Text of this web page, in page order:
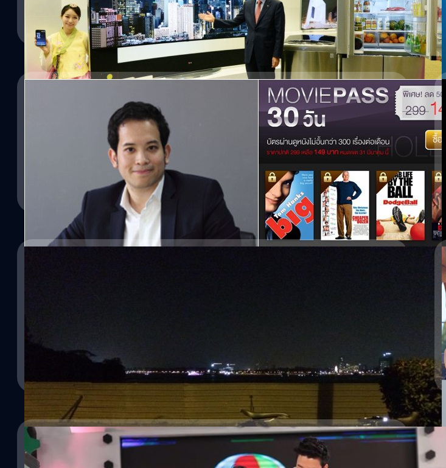
08/04/2014
เมื่อ LG เอาจริง!!
1-2-3 เมษายนที่ผ่านมาผมได้รับเชิญจากบริษัท LG Electronics สำนักงานใหญ่ให้ไปร่วมงานที่พวกเขาตั้งใจ
จัดมาก ๆ ในกรุงโซล เกาหลีใต้ งานนี้ถูกตั้งชื่อว่า LG InnoFest 2014 : ASIA โชว์นวัตกรรมจากผลิตภัณฑ์
LG ที่จำหน่ายนอกประเทศเกาหลีทั้งหมด
| 4503 days ago
ผมทำไม่ได้…แต่เขา “ทำได้”
พงศ์สุข หิรัญพฤกษ์| 4552 days ago
21/01/2014
เมื่อไหร่ชาติไทยจะเป็นมหาอำนาจทางความคิดสร้างสรรค์?